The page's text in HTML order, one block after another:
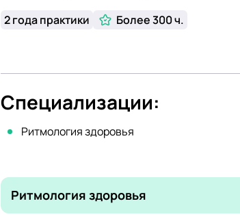
2 года практики Более 300 ч.
Специализации:
Ритмология здоровья
Ритмология здоровья